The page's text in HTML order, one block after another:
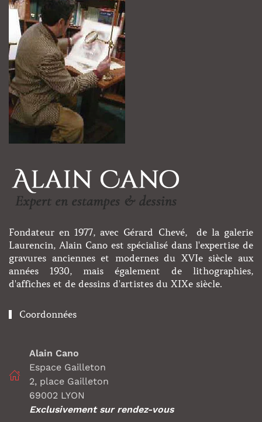
Fondateur en 1977, avec Gérard Chevé, de la galerie
Laurencin, Alain Cano est spécialisé dans l'expertise de
gravures anciennes et modernes du XVIe siècle aux
années 1930, mais également de lithographies,
d'affiches et de dessins d'artistes du XIXe siècle.
Coordonnées
Alain Cano
Espace Gailleton
2, place Gailleton
69002 LYON
Exclusivement sur rendez-vous